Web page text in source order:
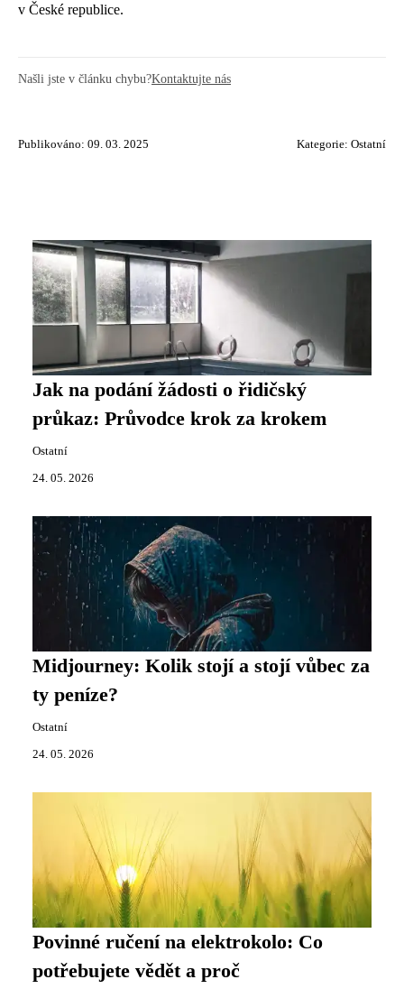
v České republice.
Našli jste v článku chybu?Kontaktujte nás
Publikováno: 09. 03. 2025 Kategorie: Ostatní
Jak na podání žádosti o řidičský
průkaz: Průvodce krok za krokem
Ostatní
24. 05. 2026
Midjourney: Kolik stojí a stojí vůbec za
ty peníze?
Ostatní
24. 05. 2026
Povinné ručení na elektrokolo: Co
potřebujete vědět a proč